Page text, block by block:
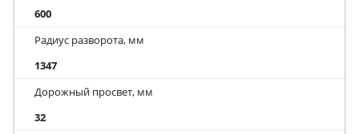
600
Радиус разворота, мм
1347
Дорожный просвет, мм
32